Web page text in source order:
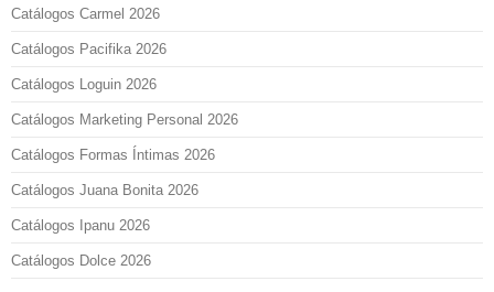
Catálogos Carmel 2026
Catálogos Pacifika 2026
Catálogos Loguin 2026
Catálogos Marketing Personal 2026
Catálogos Formas Íntimas 2026
Catálogos Juana Bonita 2026
Catálogos Ipanu 2026
Catálogos Dolce 2026